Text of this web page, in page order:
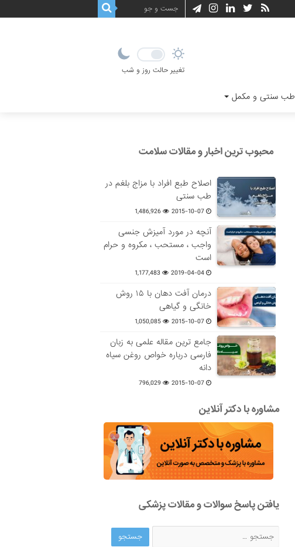
تغییر حالت روز و شب
طب سنتی و مکمل
محبوب ترین اخبار و مقالات سلامت
اصلاح طبع افراد با مزاج بلغم در
طب سنتی
2015-10-07
1,486,926
آنچه در مورد آمیزش جنسی
واجب ، مستحب ، مکروه و حرام
است
2019-04-04
1,177,483
درمان آفت دهان با ۱۵ روش
خانگی و گیاهی
2015-10-07
1,050,085
جامع ترین مقاله علمی به زبان
فارسی درباره خواص روغن سیاه
دانه
2015-10-07
796,029
مشاوره با دکتر آنلاین
یافتن پاسخ سوالات و مقالات پزشکی